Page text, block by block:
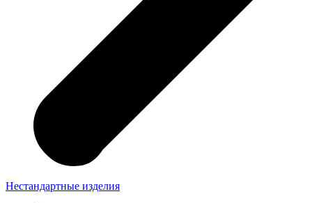
Нестандартные изделия